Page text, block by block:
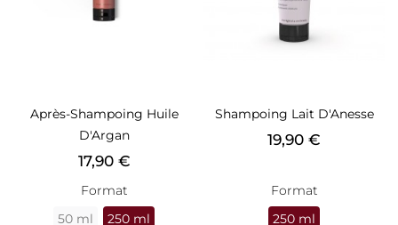
Après-Shampoing Huile
D'Argan
Prix
17,90 €
Format
50 ml
250 ml
Shampoing Lait D'Anesse
Prix
19,90 €
Format
250 ml